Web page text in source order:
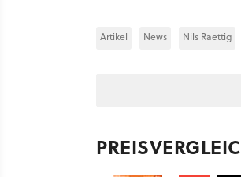
Artikel News Nils Raettig